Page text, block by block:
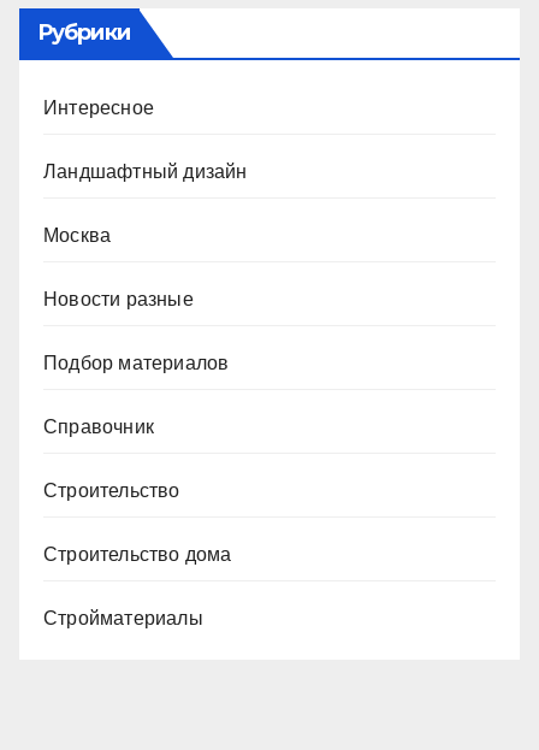
Рубрики
Интересное
Ландшафтный дизайн
Москва
Новости разные
Подбор материалов
Справочник
Строительство
Строительство дома
Стройматериалы